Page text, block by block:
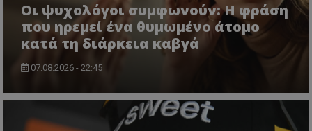
Οι ψυχολόγοι συμφωνούν: Η φράση
που ηρεμεί ένα θυμωμένο άτομο
κατά τη διάρκεια καβγά
07.08.2026 - 22:45